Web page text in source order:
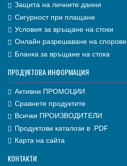
Защита на личните данни
Сигурност при плащане
Условия за връщане на стоки
Онлайн разрешаване на спорове
Бланка за връщане на стока
ПРОДУКТОВА ИНФОРМАЦИЯ
Активни ПРОМОЦИИ
Сравнете продуктите
Всички ПРОИЗВОДИТЕЛИ
Продуктови каталози в .PDF
Карта на сайта
КОНТАКТИ